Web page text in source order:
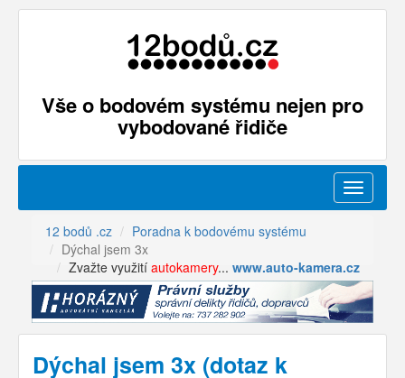
Vše o bodovém systému nejen pro
vybodované řidiče
Menu
12 bodů .cz
Poradna k bodovému systému
Dýchal jsem 3x
Zvažte využití autokamery... www.auto-kamera.cz
Dýchal jsem 3x (dotaz k